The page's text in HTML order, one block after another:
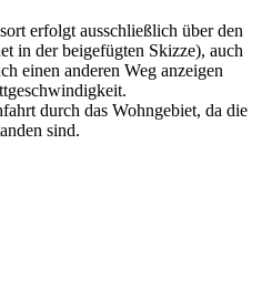
erfolgt ausschließlich über den
in der beigefügten Skizze), auch
einen anderen Weg anzeigen
durch das Wohngebiet, da die
sind.